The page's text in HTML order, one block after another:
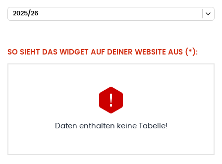
2025/26
SO SIEHT DAS WIDGET AUF DEINER WEBSITE AUS (*):
Daten enthalten keine Tabelle!